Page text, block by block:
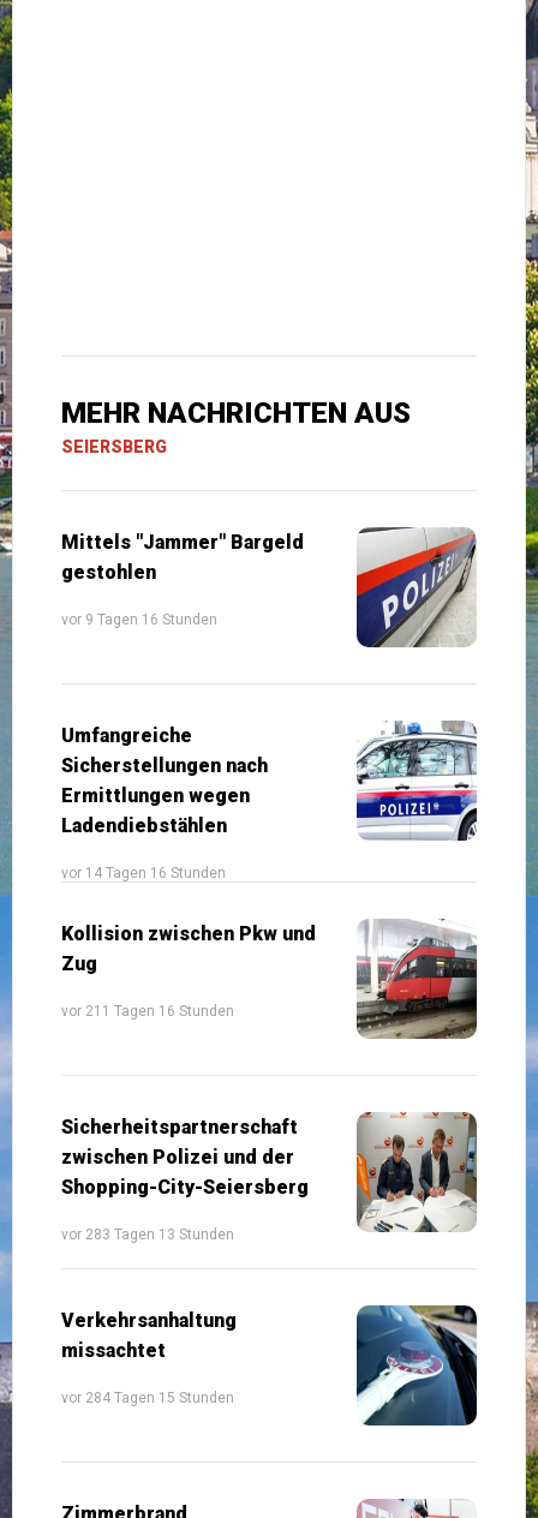
MEHR NACHRICHTEN AUS
SEIERSBERG
Mittels "Jammer" Bargeld
gestohlen
vor 9 Tagen 16 Stunden
Umfangreiche
Sicherstellungen nach
Ermittlungen wegen
Ladendiebstählen
vor 14 Tagen 16 Stunden
Kollision zwischen Pkw und
Zug
vor 211 Tagen 16 Stunden
Sicherheitspartnerschaft
zwischen Polizei und der
Shopping-City-Seiersberg
vor 283 Tagen 13 Stunden
Verkehrsanhaltung
missachtet
vor 284 Tagen 15 Stunden